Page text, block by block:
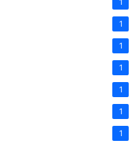
1
1
1
1
1
1